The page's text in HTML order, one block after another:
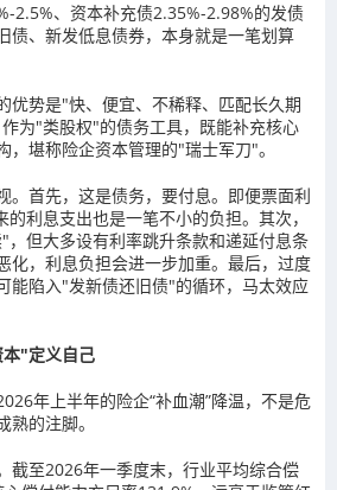
2.5%、资本补充债2.35%-2.98%的发债
债、新发低息债券，本身就是一笔划算
优势是"快、便宜、不稀释、匹配长久期
为"类股权"的债务工具，既能补充核心
，堪称险企资本管理的"瑞士军刀"。
。首先，这是债务，要付息。即便票面利
利息支出也是一笔不小的负担。其次，
，但大多设有利率跳升条款和递延付息条
化，利息负担会进一步加重。最后，过度
能陷入"发新债还旧债"的循环，马太效应
"定义自己
年上半年的险企“补血潮”降温，不是危
的注脚。
截至2026年一季度末，行业平均综合偿